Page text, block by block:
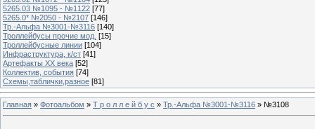
5265.03 №1095 - №1122 [77]
5265.0* №2050 - №2107 [146]
Тр.-Альфа №3001-№3116 [140]
Троллейбусы прочие мод. [15]
Троллейбусные линии [104]
Инфраструктура, к/ст [41]
Артефакты ХХ века [52]
Коллектив, события [74]
Схемы,таблички,разное [81]
Главная » Фотоальбом » Т р о л л е й б у с » Тр.-Альфа №3001-№3116 » №3108